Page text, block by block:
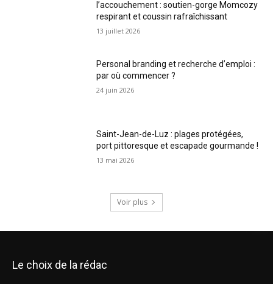
l’accouchement : soutien-gorge Momcozy
respirant et coussin rafraîchissant
13 juillet 2026
Personal branding et recherche d’emploi :
par où commencer ?
24 juin 2026
Saint-Jean-de-Luz : plages protégées,
port pittoresque et escapade gourmande !
13 mai 2026
Voir plus
Le choix de la rédac